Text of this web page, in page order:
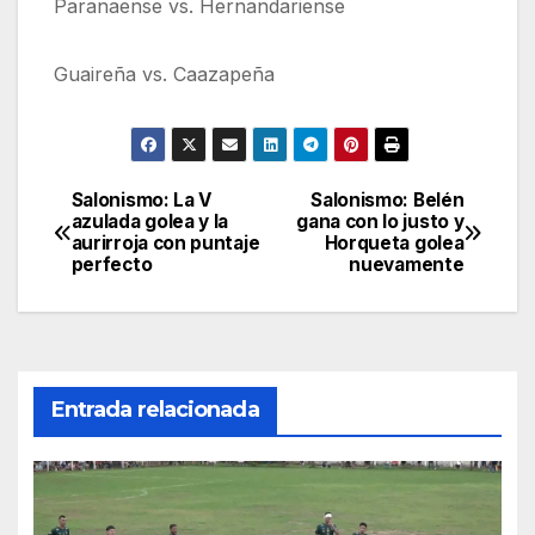
Paranaense vs. Hernandariense
Guaireña vs. Caazapeña
Navegación
de
entradas
Salonismo: Belén
gana con lo justo y
Horqueta golea
nuevamente
Salonismo: La V
azulada golea y la
aurirroja con puntaje
perfecto
Entrada relacionada